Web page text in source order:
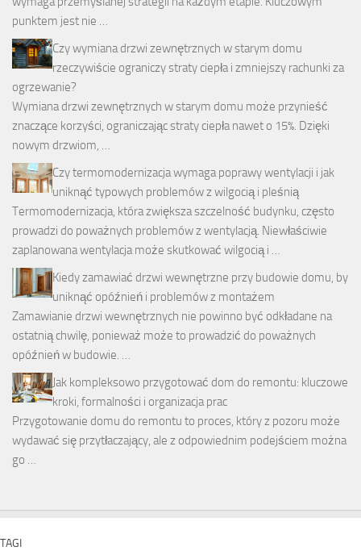
punktem jest nie …
Czy wymiana drzwi zewnętrznych w starym domu
rzeczywiście ograniczy straty ciepła i zmniejszy rachunki za
ogrzewanie?
Wymiana drzwi zewnętrznych w starym domu może przynieść
znaczące korzyści, ograniczając straty ciepła nawet o 15%. Dzięki
nowym drzwiom, …
Czy termomodernizacja wymaga poprawy wentylacji i jak
uniknąć typowych problemów z wilgocią i pleśnią
Termomodernizacja, która zwiększa szczelność budynku, często
prowadzi do poważnych problemów z wentylacją. Niewłaściwie
zaplanowana wentylacja może skutkować wilgocią i …
Kiedy zamawiać drzwi wewnętrzne przy budowie domu, by
uniknąć opóźnień i problemów z montażem
Zamawianie drzwi wewnętrznych nie powinno być odkładane na
ostatnią chwilę, ponieważ może to prowadzić do poważnych
opóźnień w budowie. …
Jak kompleksowo przygotować dom do remontu: kluczowe
kroki, formalności i organizacja prac
Przygotowanie domu do remontu to proces, który z pozoru może
wydawać się przytłaczający, ale z odpowiednim podejściem można
go …
TAGI